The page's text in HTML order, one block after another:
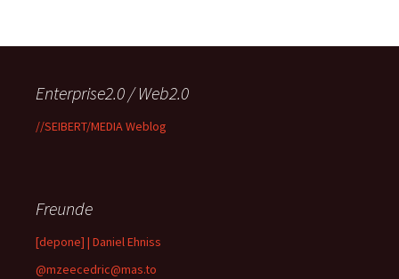
Enterprise2.0 / Web2.0
//SEIBERT/MEDIA Weblog
Freunde
[depone] | Daniel Ehniss
@mzeecedric@mas.to